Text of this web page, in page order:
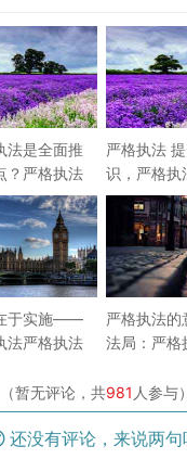
法是全面推
？严格执法
严格执法
识，严格执
于实施——
法严格执法
严格执法的
法局：严格
（暂无评论，共981 人参与）
还没有评论，来说两